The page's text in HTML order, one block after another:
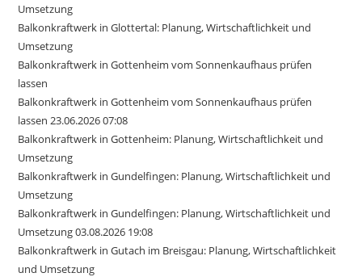
Umsetzung
Balkonkraftwerk in Glottertal: Planung, Wirtschaftlichkeit und
Umsetzung
Balkonkraftwerk in Gottenheim vom Sonnenkaufhaus prüfen
lassen
Balkonkraftwerk in Gottenheim vom Sonnenkaufhaus prüfen
lassen 23.06.2026 07:08
Balkonkraftwerk in Gottenheim: Planung, Wirtschaftlichkeit und
Umsetzung
Balkonkraftwerk in Gundelfingen: Planung, Wirtschaftlichkeit und
Umsetzung
Balkonkraftwerk in Gundelfingen: Planung, Wirtschaftlichkeit und
Umsetzung 03.08.2026 19:08
Balkonkraftwerk in Gutach im Breisgau: Planung, Wirtschaftlichkeit
und Umsetzung